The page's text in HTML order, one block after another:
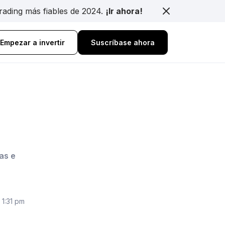
más fiables de 2024. ¡Ir ahora!
Empezar a invertir Suscríbase ahora
e
pm